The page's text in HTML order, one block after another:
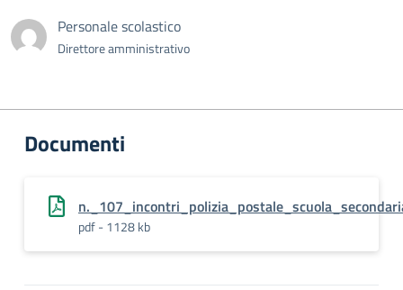
Personale scolastico
Direttore amministrativo
Documenti
pdf - 1128 kb